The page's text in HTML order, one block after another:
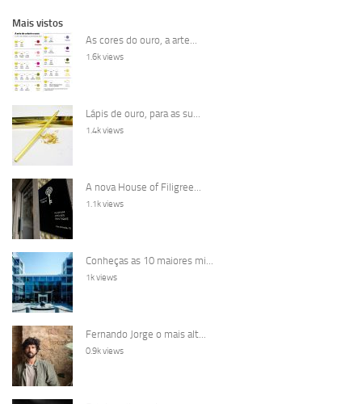
Mais vistos
As cores do ouro, a arte...
1.6k views
Lápis de ouro, para as su...
1.4k views
A nova House of Filigree...
1.1k views
Conheças as 10 maiores mi...
1k views
Fernando Jorge o mais alt...
0.9k views